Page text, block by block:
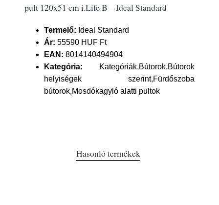
pult 120x51 cm i.Life B – Ideal Standard
Termelő: Ideal Standard
Ár: 55590 HUF Ft
EAN: 8014140494904
Kategória: Kategóriák,Bútorok,Bútorok
helyiségek szerint,Fürdőszoba
bútorok,Mosdókagyló alatti pultok
Hasonló termékek